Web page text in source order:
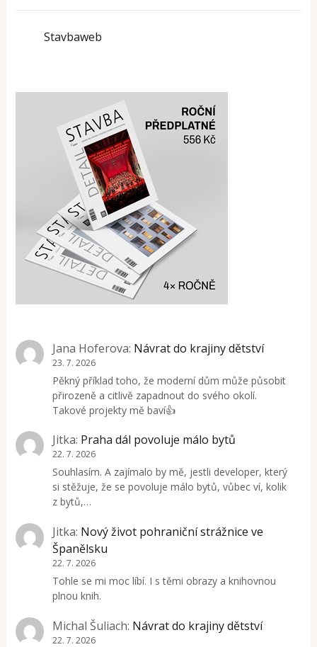
Stavbaweb
Jana Hoferova: Návrat do krajiny dětství
23. 7. 2026
Pěkný příklad toho, že moderní dům může působit
přirozeně a citlivě zapadnout do svého okolí.
Takové projekty mě baví👍
Jitka: Praha dál povoluje málo bytů
22. 7. 2026
Souhlasím. A zajímalo by mě, jestli developer, který
si stěžuje, že se povoluje málo bytů, vůbec ví, kolik
z bytů,…
Jitka: Nový život pohraniční strážnice ve
Španělsku
22. 7. 2026
Tohle se mi moc líbí. I s těmi obrazy a knihovnou
plnou knih.
Michal Šuliach: Návrat do krajiny dětství
22. 7. 2026